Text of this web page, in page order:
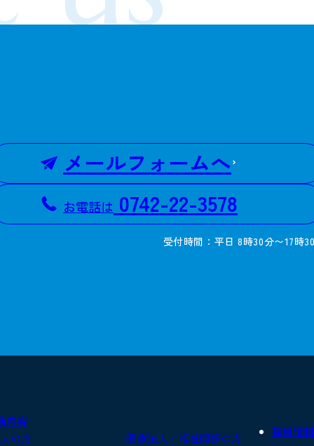
メールフォームへ
お電話は 0742-22-3578
受付時間：平日 8時30分〜17時
内容
の方
-医療法人・福祉関係の方 採用情報